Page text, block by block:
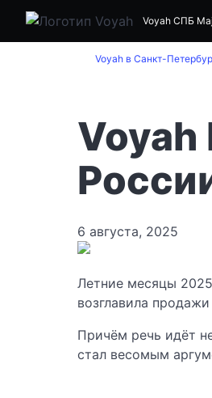
Voyah СПБ
Voyah в Санкт-
Voyah
6 августа, 2025
Летние месяцы
возглавила
Причём речь идёт
стал весомым